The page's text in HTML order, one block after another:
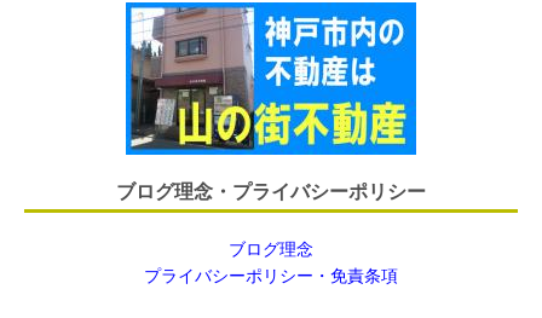
ブログ理念・プライバシーポリシー
ブログ理念
プライバシーポリシー・免責条項